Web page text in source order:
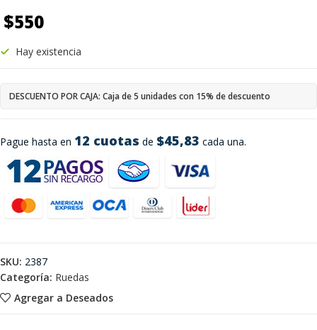
$550
Pague hasta en 12 cuotas de $45,83 cada una.
Hay existencia
DESCUENTO POR CAJA: Caja de 5 unidades con 15% de descuento
Agregar a Deseados
SKU: 2387
Categoría: Ruedas